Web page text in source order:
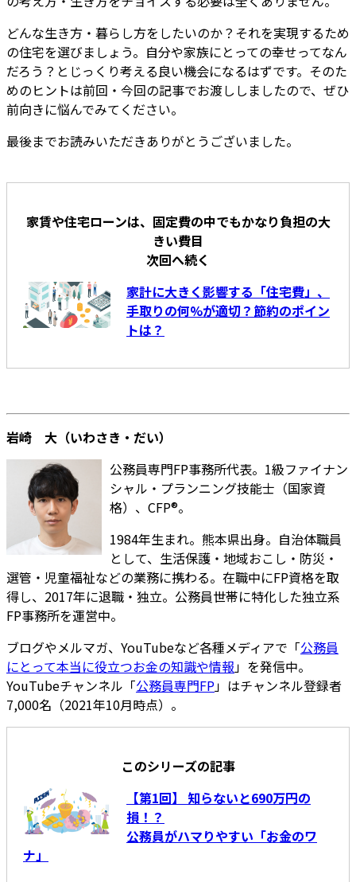
どんな生き方・暮らし方をしたいのか？それを実現するため
の住宅を選びましょう。自分や家族にとっての幸せってなん
だろう？とじっくり考える良い機会になるはずです。そのた
めのヒントは前回・今回の記事でお渡ししましたので、ぜひ
前向きに悩んでみてください。
最後までお読みいただきありがとうございました。
家賃や住宅ローンは、固定費の中でもかなり負担の大
きい費目
次回へ続く
家計に大きく影響する「住宅費」、
手取りの何%が適切？節約のポイン
トは？
岩崎 大（いわさき・だい）
公務員専門FP事務所代表。1級ファイナン
シャル・プランニング技能士（国家資
格）、CFP®。
1984年生まれ。熊本県出身。自治体職員
として、生活保護・地域おこし・防災・
選管・児童福祉などの業務に携わる。在職中にFP資格を取
得し、2017年に退職・独立。公務員世帯に特化した独立系
FP事務所を運営中。
ブログやメルマガ、YouTubeなど各種メディアで「公務員
にとって本当に役立つお金の知識や情報」を発信中。
YouTubeチャンネル「公務員専門FP」はチャンネル登録者
7,000名（2021年10月時点）。
このシリーズの記事
【第1回】 知らないと690万円の
損！？
公務員がハマりやすい「お金のワ
ナ」